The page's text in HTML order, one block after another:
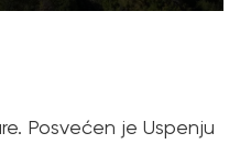
Posvećen je Uspenju